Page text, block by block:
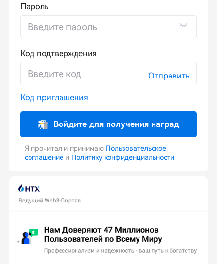
Пароль
Код подтверждения
Отправить
Код приглашения
Войдите для получения наград
Я прочитал и принимаю Пользовательское
соглашение и Политику конфиденциальности